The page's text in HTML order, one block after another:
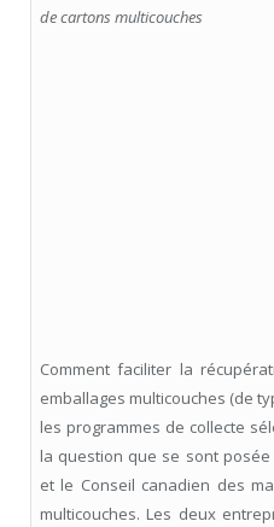
de cartons multicouches
Comment faciliter la
emballages multicouches (de
les programmes de collecte
la question que se sont posée
et le Conseil canadien des
multicouches. Les deux